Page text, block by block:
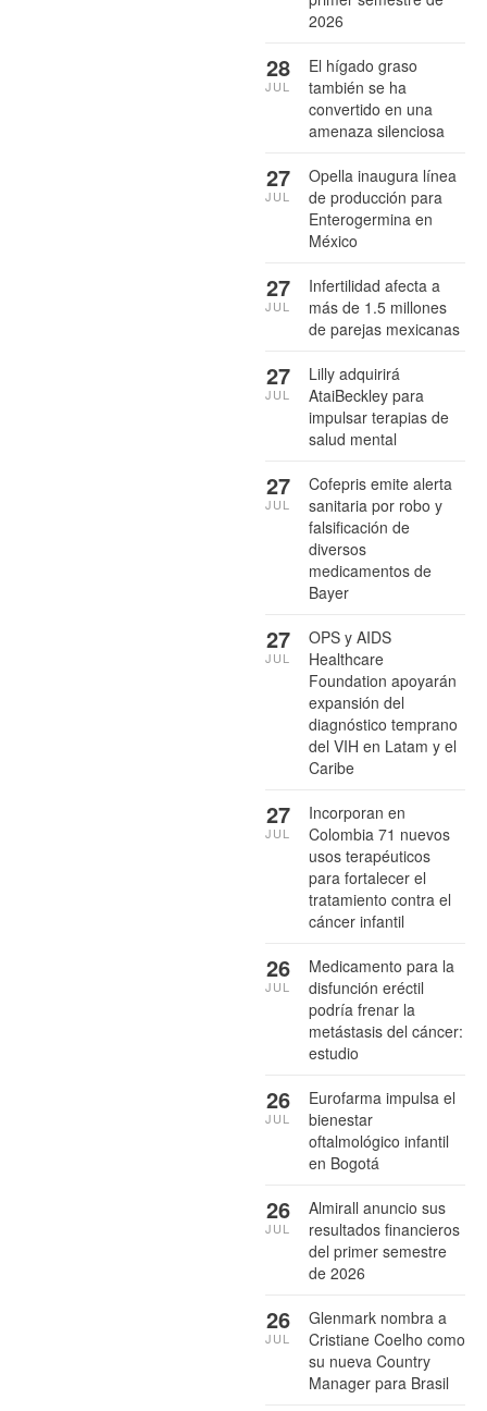
2026
El hígado graso
también se ha
convertido en una
amenaza silenciosa
28
JUL
Opella inaugura línea
de producción para
Enterogermina en
México
27
JUL
Infertilidad afecta a
más de 1.5 millones
de parejas mexicanas
27
JUL
Lilly adquirirá
AtaiBeckley para
impulsar terapias de
salud mental
27
JUL
Cofepris emite alerta
sanitaria por robo y
falsificación de
diversos
medicamentos de
Bayer
27
JUL
OPS y AIDS
Healthcare
Foundation apoyarán
expansión del
diagnóstico temprano
del VIH en Latam y el
Caribe
27
JUL
Incorporan en
Colombia 71 nuevos
usos terapéuticos
para fortalecer el
tratamiento contra el
cáncer infantil
27
JUL
Medicamento para la
disfunción eréctil
podría frenar la
metástasis del cáncer:
estudio
26
JUL
Eurofarma impulsa el
bienestar
oftalmológico infantil
en Bogotá
26
JUL
Almirall anuncio sus
resultados financieros
del primer semestre
de 2026
26
JUL
Glenmark nombra a
Cristiane Coelho como
su nueva Country
Manager para Brasil
26
JUL